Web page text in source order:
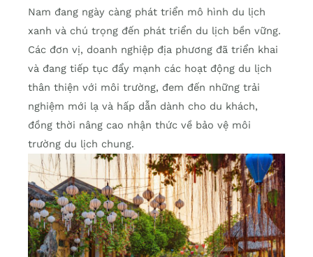
Nam đang ngày càng phát triển mô hình du lịch
xanh và chú trọng đến phát triển du lịch bền vững.
Các đơn vị, doanh nghiệp địa phương đã triển khai
và đang tiếp tục đẩy mạnh các hoạt động du lịch
thân thiện với môi trường, đem đến những trải
nghiệm mới lạ và hấp dẫn dành cho du khách,
đồng thời nâng cao nhận thức về bảo vệ môi
trường du lịch chung.